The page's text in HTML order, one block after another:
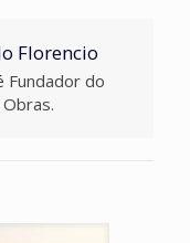
Florencio
Fundador do